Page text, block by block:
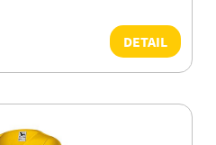
DETAIL